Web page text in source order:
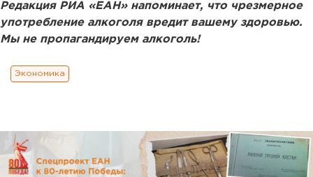
Редакция РИА «ЕАН» напоминает, что чрезмерное
употребление алкоголя вредит вашему здоровью.
Мы не пропагандируем алкоголь!
Экономика